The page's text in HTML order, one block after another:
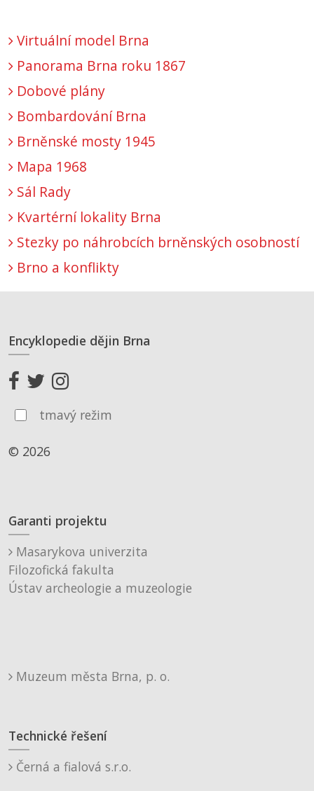
Virtuální model Brna
Panorama Brna roku 1867
Dobové plány
Bombardování Brna
Brněnské mosty 1945
Mapa 1968
Sál Rady
Kvartérní lokality Brna
Stezky po náhrobcích brněnských osobností
Brno a konflikty
Encyklopedie dějin Brna
tmavý režim
© 2026
Garanti projektu
Masarykova univerzita
Filozofická fakulta
Ústav archeologie a muzeologie
Muzeum města Brna, p. o.
Technické řešení
Černá a fialová s.r.o.